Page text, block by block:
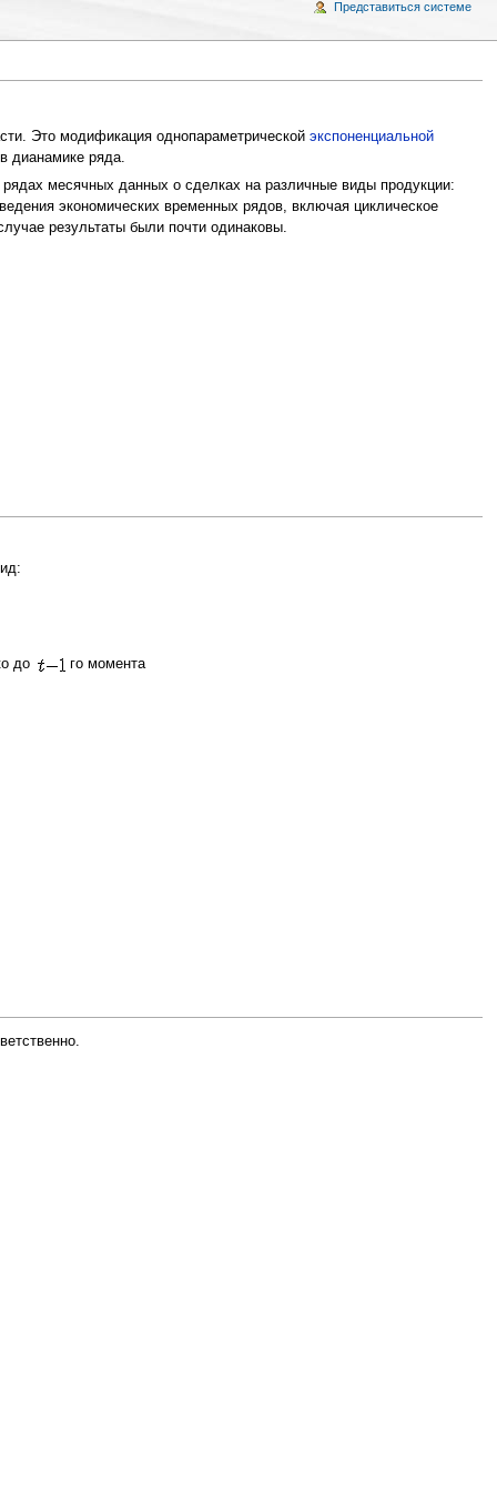
Это модификация однопараметрической экспоненциальной
дианамике ряда.
месячных данных о сделках на различные виды продукции:
экономических временных рядов, включая циклическое
результаты были почти одинаковы.
до го момента
Представиться системе